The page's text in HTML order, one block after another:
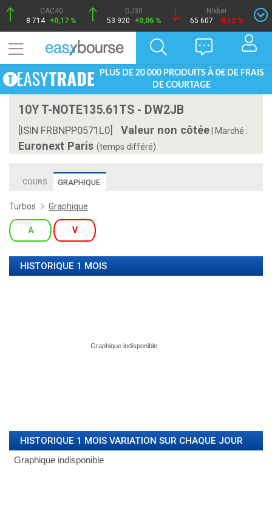
CAC40
8 714 +0,17 %
DJ30
53 920
+0,06 %
Nikkei
65 607
-0,12 %
PLUS DE 20 000 PRODUITS À 0€ DE FRAIS
DE COURTAGE
10Y T-NOTE135.61TS - DW2JB
[ISIN FRBNPP0571L0] Valeur non côtée Marché :
Euronext Paris (temps différé)
COURS GRAPHIQUE
Turbos Graphique
A V
HISTORIQUE 1 MOIS
HISTORIQUE 1 MOIS VARIATION SUR CHAQUE JOUR